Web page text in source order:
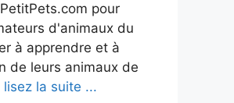
pour
d'animaux du
à apprendre et à
de leurs animaux de
lisez la suite ...